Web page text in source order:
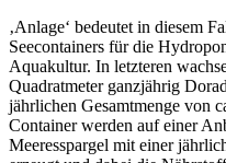
‚Anlage‘ bedeutet in diesem
Seecontainers für die
Aquakultur. In letzteren
Quadratmeter ganzjährig
jährlichen Gesamtmenge von
Container werden auf einer
Meeresspargel mit einer